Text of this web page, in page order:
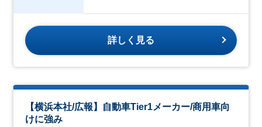
詳しく見る
【横浜本社/広報】⾃動⾞Tier1メーカー/商⽤⾞向
けに強み